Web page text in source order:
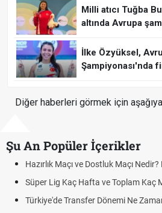
Milli atıcı Tuğba
altında Avrupa
İlke Özyüksel,
Şampiyonası'nda
Diğer haberleri görmek için aşağıya
Şu An Popüler İçerikler
Maçlardan Farkları
Oynanır?
ve Bitiyor?
Puan
Skor Ne
Futbol